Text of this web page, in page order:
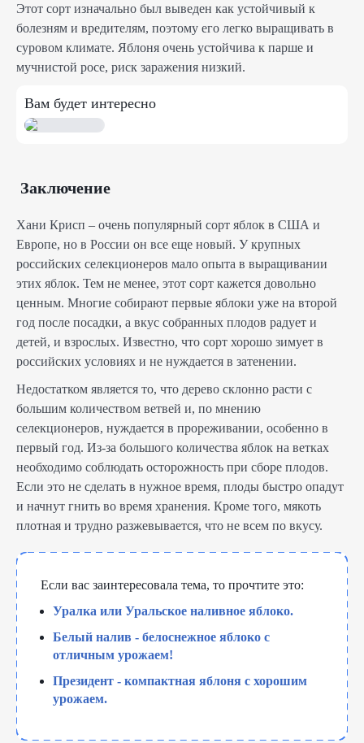
Этот сорт изначально был выведен как устойчивый к
болезням и вредителям, поэтому его легко выращивать в
суровом климате. Яблоня очень устойчива к парше и
мучнистой росе, риск заражения низкий.
Вам будет интересно
Заключение
Хани Крисп – очень популярный сорт яблок в США и
Европе, но в России он все еще новый. У крупных
российских селекционеров мало опыта в выращивании
этих яблок. Тем не менее, этот сорт кажется довольно
ценным. Многие собирают первые яблоки уже на второй
год после посадки, а вкус собранных плодов радует и
детей, и взрослых. Известно, что сорт хорошо зимует в
российских условиях и не нуждается в затенении.
Недостатком является то, что дерево склонно расти с
большим количеством ветвей и, по мнению
селекционеров, нуждается в прореживании, особенно в
первый год. Из-за большого количества яблок на ветках
необходимо соблюдать осторожность при сборе плодов.
Если это не сделать в нужное время, плоды быстро опадут
и начнут гнить во время хранения. Кроме того, мякоть
плотная и трудно разжевывается, что не всем по вкусу.
Если вас заинтересовала тема, то прочтите это:
Уралка или Уральское наливное яблоко.
Белый налив - белоснежное яблоко с
отличным урожаем!
Президент - компактная яблоня с хорошим
урожаем.